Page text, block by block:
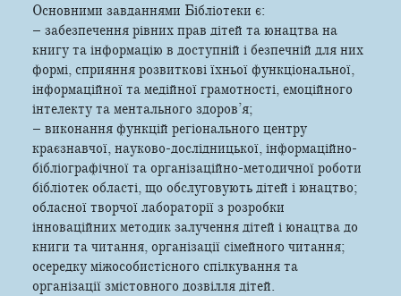
Основними завданнями Бібліотеки є:
– забезпечення рівних прав дітей та юнацтва на
книгу та інформацію в доступній і безпечній для них
формі, сприяння розвиткові їхньої функціональної,
інформаційної та медійної грамотності, емоційного
інтелекту та ментального здоров’я;
– виконання функцій регіонального центру
краєзнавчої, науково-дослідницької, інформаційно-
бібліографічної та організаційно-методичної роботи
бібліотек області, що обслуговують дітей і юнацтво;
обласної творчої лабораторії з розробки
інноваційних методик залучення дітей і юнацтва до
книги та читання, організації сімейного читання;
осередку міжособистісного спілкування та
організації змістовного дозвілля дітей.